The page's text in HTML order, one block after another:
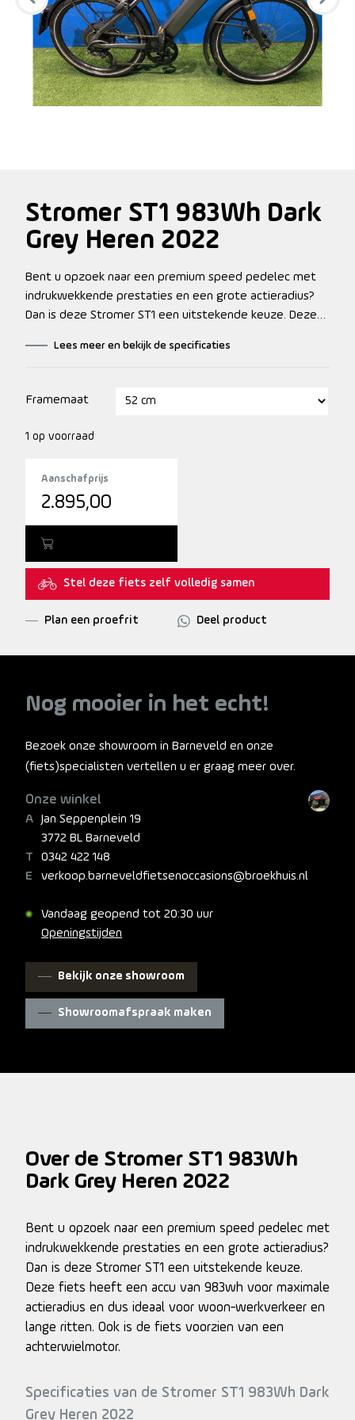
Stromer ST1 983Wh Dark
Grey Heren 2022
Bent u opzoek naar een premium speed pedelec met
indrukwekkende prestaties en een grote actieradius?
Dan is deze Stromer ST1 een uitstekende keuze. Deze
actieradius en dus ideaal voor woon-werkverkeer en
Lees meer en bekijk de specificaties
Framemaat
1 op voorraad
Aanschafprijs
2.895,00
Stel deze fiets zelf volledig samen
Plan een proefrit Deel product
Nog mooier in het echt!
Bezoek onze showroom in Barneveld en onze
(fiets)specialisten vertellen u er graag meer over.
Onze winkel
Jan Seppenplein 19
3772 BL Barneveld
0342 422 148
verkoop.barneveldfietsenoccasions@broekhuis.nl
Vandaag geopend tot 20:30 uur
Openingstijden
Bekijk onze showroom
Showroomafspraak maken
Over de Stromer ST1 983Wh
Dark Grey Heren 2022
Bent u opzoek naar een premium speed pedelec met
indrukwekkende prestaties en een grote actieradius?
Dan is deze Stromer ST1 een uitstekende keuze.
Deze fiets heeft een accu van 983wh voor maximale
actieradius en dus ideaal voor woon-werkverkeer en
lange ritten. Ook is de fiets voorzien van een
achterwielmotor.
Specificaties van de Stromer ST1 983Wh Dark
Grey Heren 2022